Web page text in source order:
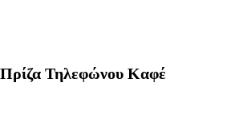
Τηλεφώνου Καφέ